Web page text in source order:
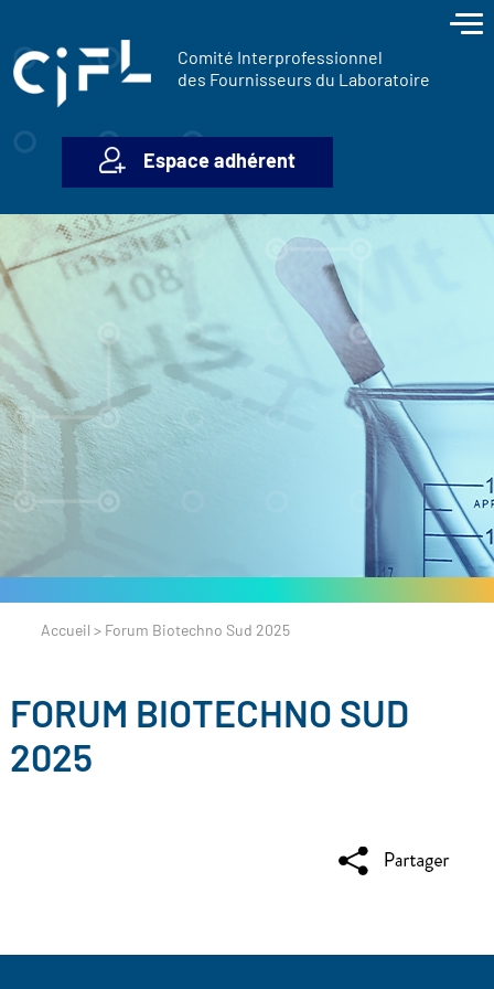
Comité Interprofessionnel
des Fournisseurs du Laboratoire
Espace adhérent
Accueil > Forum Biotechno Sud 2025
FORUM BIOTECHNO SUD
2025